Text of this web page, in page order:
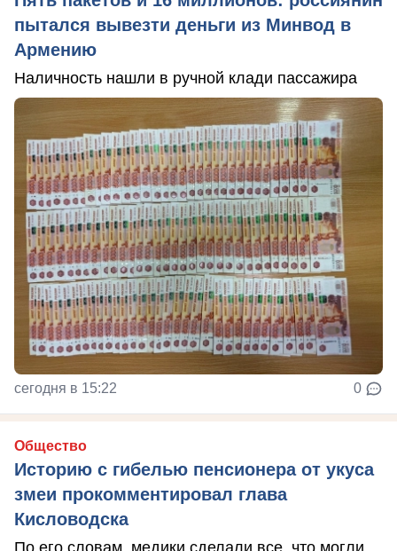
пытался вывезти деньги из Минвод в
Армению
Наличность нашли в ручной клади пассажира
сегодня в 15:22 0
Общество
Историю с гибелью пенсионера от укуса
змеи прокомментировал глава
Кисловодска
По его словам, медики сделали все, что могли